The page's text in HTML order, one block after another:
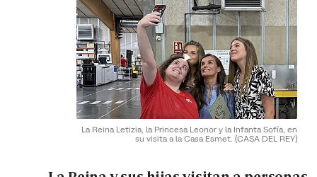
La Reina Letizia, la Princesa Leonor y la Infanta Sofía, en
su visita a la Casa Esmet. (CASA DEL REY)